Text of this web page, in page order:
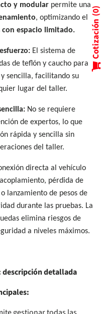
y modular permite una
, optimizando el
con espacio limitado.
El sistema de
de teflón y caucho para
sencilla, facilitando su
lugar del taller.
No se requiere
de expertos, lo que
rápida y sencilla sin
del taller.
directa al vehículo
pérdida de
lanzamiento de pesos de
durante las pruebas. La
elimina riesgos de
a niveles máximos.
detallada
Cotización
0